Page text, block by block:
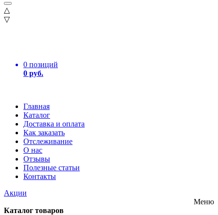
△
▽
0 позиций
0 руб.
Главная
Каталог
Доставка и оплата
Как заказать
Отслеживание
О нас
Отзывы
Полезные статьи
Контакты
Акции
Меню
Каталог товаров